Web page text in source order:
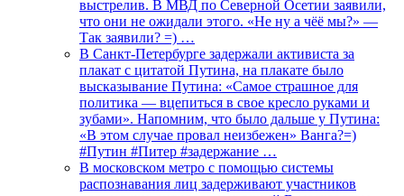
выстрелив. В МВД по Северной Осетии заявили,
что они не ожидали этого. «Не ну а чёё мы?» —
Так заявили? =) …
В Санкт-Петербурге задержали активиста за
плакат с цитатой Путина, на плакате было
высказывание Путина: «Самое страшное для
политика — вцепиться в свое кресло руками и
зубами». Напомним, что было дальше у Путина:
«В этом случае провал неизбежен» Ванга?=)
#Путин #Питер #задержание …
В московском метро с помощью системы
распознавания лиц задерживают участников